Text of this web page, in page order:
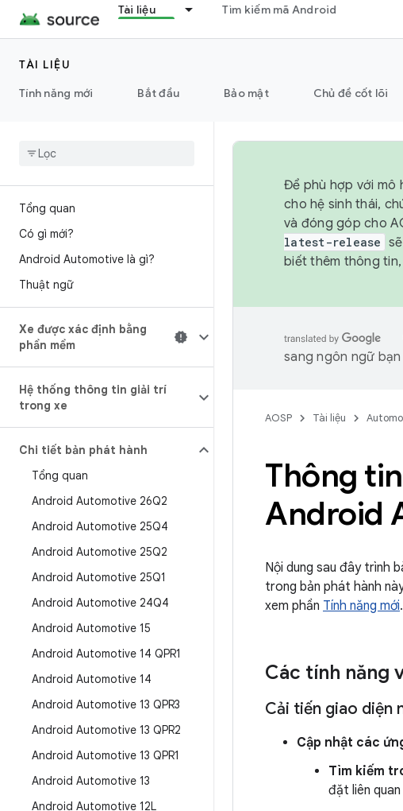
Tài liệu Tìm kiếm mã Android
TÀI LIỆU
Tính năng mới
Bắt đầu Bảo mật Chủ đề cốt lõi
Tổng quan
Có gì mới?
Android Automotive là gì?
Thuật ngữ
Xe được xác định bằng
phần mềm
Hệ thống thông tin giải trí
trong xe
Chi tiết bản phát hành
Tổng quan
Android Automotive 26Q2
Android Automotive 25Q4
Android Automotive 25Q2
Android Automotive 25Q1
Android Automotive 24Q4
Android Automotive 15
Android Automotive 14 QPR1
Android Automotive 14
Android Automotive 13 QPR3
Android Automotive 13 QPR2
Android Automotive 13 QPR1
Android Automotive 13
Android Automotive 12L
Để phù hợp với mô
cho hệ sinh thái,
và đóng góp cho
latest-release
biết thêm thông
sang ngôn ngữ
AOSP Tài liệu
Thông
Android
Nội dung sau đây trình
trong bản phát hành
xem phần Tính năng mới.
Các tính năng
Cải tiến giao diện
Cập nhật các
Tìm kiếm
đặt liên